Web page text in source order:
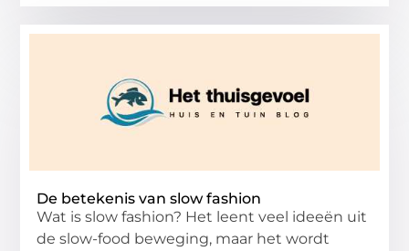
De betekenis van slow fashion
Wat is slow fashion? Het leent veel ideeën uit
de slow-food beweging, maar het wordt